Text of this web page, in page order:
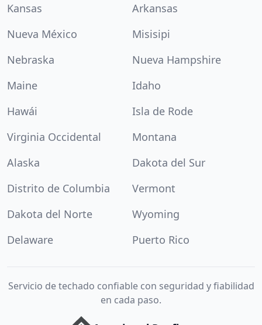
Kansas
Arkansas
Nueva México
Misisipi
Nebraska
Nueva Hampshire
Maine
Idaho
Hawái
Isla de Rode
Virginia Occidental
Montana
Alaska
Dakota del Sur
Distrito de Columbia
Vermont
Dakota del Norte
Wyoming
Delaware
Puerto Rico
Servicio de techado confiable con seguridad y fiabilidad
en cada paso.